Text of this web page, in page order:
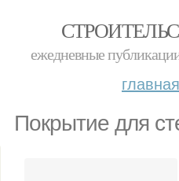
ежедневные
главная
Покрытие для